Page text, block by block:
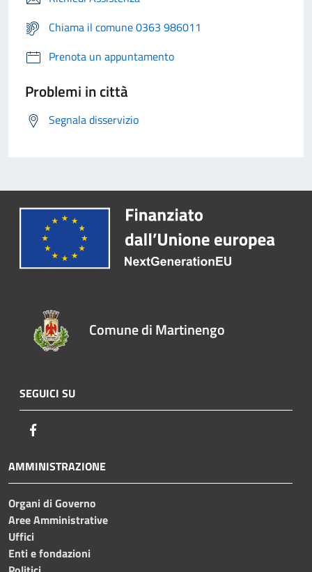
Chiama il comune 0363 986011
Prenota un appuntamento
Problemi in città
Segnala disservizio
Comune di Martinengo
SEGUICI SU
AMMINISTRAZIONE
Organi di Governo
Aree Amministrative
Uffici
Enti e fondazioni